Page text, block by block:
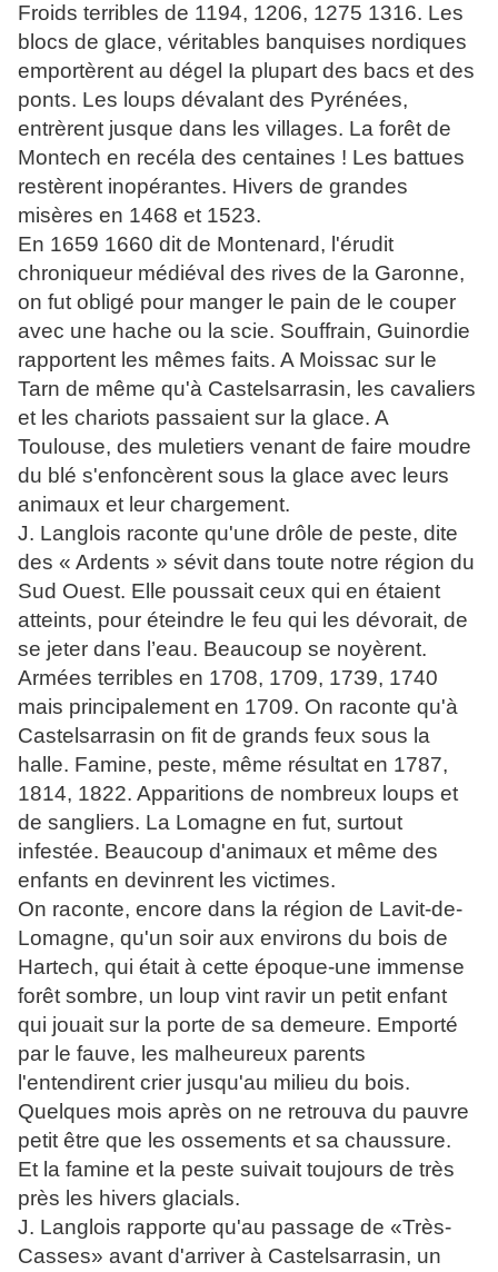
Froids terribles de 1194, 1206, 1275 1316. Les
blocs de glace, véritables banquises nordiques
emportèrent au dégel Ia plupart des bacs et des
ponts. Les loups dévalant des Pyrénées,
entrèrent jusque dans les villages. La forêt de
Montech en recéla des centaines ! Les battues
restèrent inopérantes. Hivers de grandes
misères en 1468 et 1523.
En 1659 1660 dit de Montenard, l'érudit
chroniqueur médiéval des rives de la Garonne,
on fut obligé pour manger le pain de le couper
avec une hache ou la scie. Souffrain, Guinordie
rapportent les mêmes faits. A Moissac sur le
Tarn de même qu'à Castelsarrasin, les cavaliers
et les chariots passaient sur la glace. A
Toulouse, des muletiers venant de faire moudre
du blé s'enfoncèrent sous la glace avec leurs
animaux et leur chargement.
J. Langlois raconte qu'une drôle de peste, dite
des « Ardents » sévit dans toute notre région du
Sud Ouest. Elle poussait ceux qui en étaient
atteints, pour éteindre le feu qui les dévorait, de
se jeter dans l’eau. Beaucoup se noyèrent.
Armées terribles en 1708, 1709, 1739, 1740
mais principalement en 1709. On raconte qu'à
Castelsarrasin on fit de grands feux sous la
halle. Famine, peste, même résultat en 1787,
1814, 1822. Apparitions de nombreux loups et
de sangliers. La Lomagne en fut, surtout
infestée. Beaucoup d'animaux et même des
enfants en devinrent les victimes.
On raconte, encore dans la région de Lavit-de-
Lomagne, qu'un soir aux environs du bois de
Hartech, qui était à cette époque-une immense
forêt sombre, un loup vint ravir un petit enfant
qui jouait sur la porte de sa demeure. Emporté
par le fauve, les malheureux parents
l'entendirent crier jusqu'au milieu du bois.
Quelques mois après on ne retrouva du pauvre
petit être que les ossements et sa chaussure.
Et la famine et la peste suivait toujours de très
près les hivers glacials.
J. Langlois rapporte qu'au passage de «Très-
Casses» avant d'arriver à Castelsarrasin, un